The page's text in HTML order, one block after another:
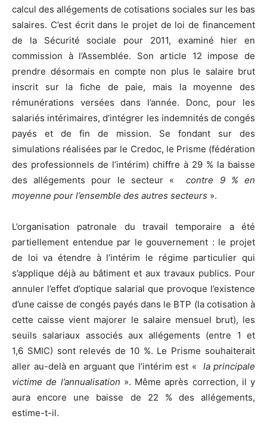
calcul des allégements de cotisations sociales sur les bas
salaires. C’est écrit dans le projet de loi de financement
de la Sécurité sociale pour 2011, examiné hier en
commission à l’Assemblée. Son article 12 impose de
prendre désormais en compte non plus le salaire brut
inscrit sur la fiche de paie, mais la moyenne des
rémunérations versées dans l’année. Donc, pour les
salariés intérimaires, d’intégrer les indemnités de congés
payés et de fin de mission. Se fondant sur des
simulations réalisées par le Credoc, le Prisme (fédération
des professionnels de l’intérim) chiffre à 29 % la baisse
des allégements pour le secteur «contre 9 % en
moyenne pour l’ensemble des autres secteurs ».
L’organisation patronale du travail temporaire a été
partiellement entendue par le gouvernement : le projet
de loi va étendre à l’intérim le régime particulier qui
s’applique déjà au bâtiment et aux travaux publics. Pour
annuler l’effet d’optique salarial que provoque l’existence
d’une caisse de congés payés dans le BTP (la cotisation à
cette caisse vient majorer le salaire mensuel brut), les
seuils salariaux associés aux allégements (entre 1 et
1,6 SMIC) sont relevés de 10 %. Le Prisme souhaiterait
aller au-delà en arguant que l’intérim est « la principale
victime de l’annualisation ». Même après correction, il y
aura encore une baisse de 22 % des allégements,
estime-t-il.